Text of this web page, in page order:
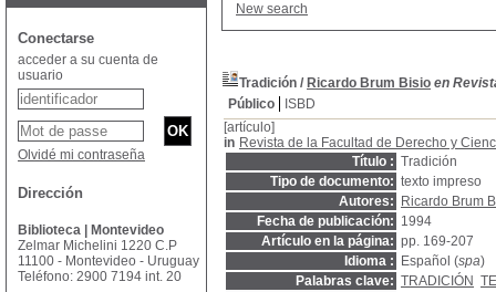
New search
Tradición / Ricardo Brum Bisio en
Público
ISBD
[artículo]
in Revista de la Facultad de Derecho y
Título : Tradición
Tipo de documento: texto impreso
Autores:
Ricardo Brum
Fecha de publicación: 1994
Artículo en la página: pp. 169-207
Idioma :
Español (spa)
Palabras clave: TRADICIÓN
Conectarse
acceder a su cuenta de
usuario
Olvidé mi contraseña
Dirección
Biblioteca | Montevideo
Zelmar Michelini 1220 C.P
11100 - Montevideo - Uruguay
Teléfono: 2900 7194 int. 20